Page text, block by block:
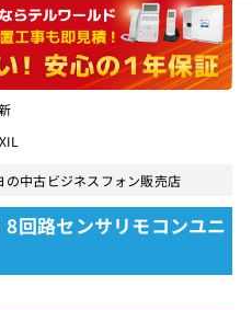
の中古ビジネスフォン販売店
8回路センサリモコンユニ